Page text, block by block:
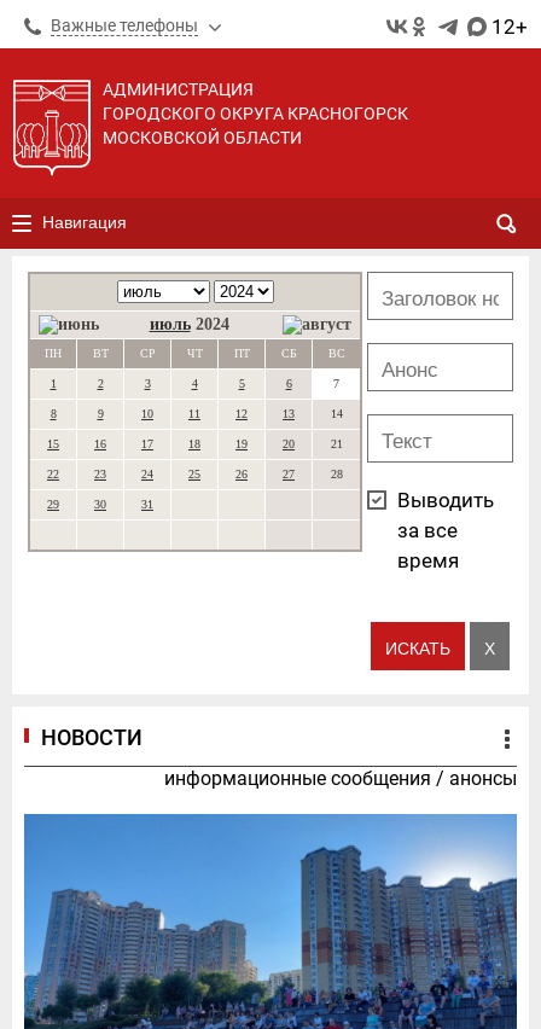
Важные телефоны 12+
АДМИНИСТРАЦИЯ
ГОРОДСКОГО ОКРУГА КРАСНОГОРСК
МОСКОВСКОЙ ОБЛАСТИ
Навигация
июль 2024
ПН ВТ СР ЧТ ПТ СБ ВС
1 2 3 4 5 6 7
8 9 10 11 12 13 14
15 16 17 18 19 20 21
22 23 24 25 26 27 28
29 30 31
Выводить
за все
время
НОВОСТИ
информационные сообщения / анонсы